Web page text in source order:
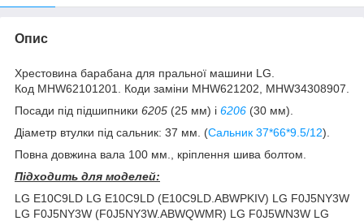
Опис
Хрестовина барабана для пральної машини LG.
Код MHW62101201. Коди заміни MHW621202, MHW34308907.
Посади під підшипники 6205 (25 мм) і 6206 (30 мм).
Діаметр втулки під сальник: 37 мм. (Сальник 37*66*9.5/12).
Повна довжина вала 100 мм., кріплення шива болтом.
Підходить для моделей:
LG E10C9LD LG E10C9LD (E10C9LD.ABWPKIV) LG F0J5NY3W
LG F0J5NY3W (F0J5NY3W.ABWQWMR) LG F0J5WN3W LG